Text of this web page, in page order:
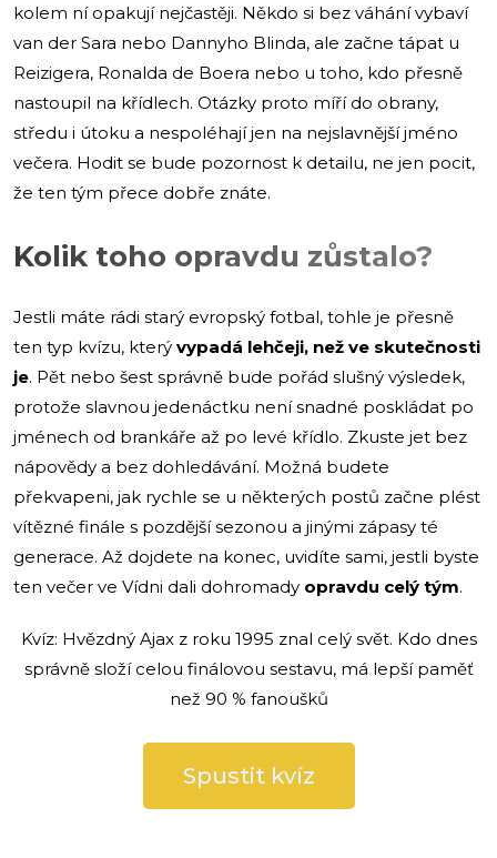
kolem ní opakují nejčastěji. Někdo si bez váhání vybaví
van der Sara nebo Dannyho Blinda, ale začne tápat u
Reizigera, Ronalda de Boera nebo u toho, kdo přesně
nastoupil na křídlech. Otázky proto míří do obrany,
středu i útoku a nespoléhají jen na nejslavnější jméno
večera. Hodit se bude pozornost k detailu, ne jen pocit,
že ten tým přece dobře znáte.
Kolik toho opravdu zůstalo?
Jestli máte rádi starý evropský fotbal, tohle je přesně
ten typ kvízu, který vypadá lehčeji, než ve skutečnosti
je. Pět nebo šest správně bude pořád slušný výsledek,
protože slavnou jedenáctku není snadné poskládat po
jménech od brankáře až po levé křídlo. Zkuste jet bez
nápovědy a bez dohledávání. Možná budete
překvapeni, jak rychle se u některých postů začne plést
vítězné finále s pozdější sezonou a jinými zápasy té
generace. Až dojdete na konec, uvidíte sami, jestli byste
ten večer ve Vídni dali dohromady opravdu celý tým.
Kvíz: Hvězdný Ajax z roku 1995 znal celý svět. Kdo dnes
správně složí celou finálovou sestavu, má lepší paměť
než 90 % fanoušků
Spustit kvíz